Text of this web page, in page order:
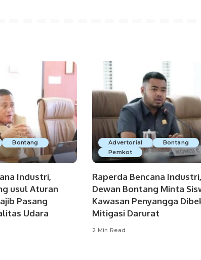
Bontang
Industri,
usul Aturan
Pasang
Udara
Advertorial
Bontang
Pemkot
Raperda Bencana Industri,
Dewan Bontang Minta
Kawasan Penyangga
Mitigasi Darurat
2 Min Read